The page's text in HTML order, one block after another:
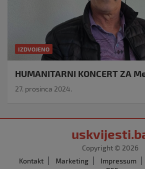
IZDVOJENO
HUMANITARNI KONCERT ZA
27. prosinca 2024.
Copyright © 2026
Kontakt
Marketing Impressum